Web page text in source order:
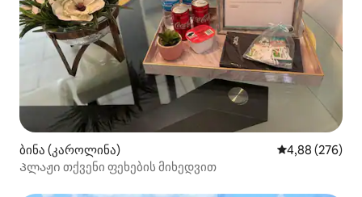
ბინა (კაროლინა) საშუალო
4,88 (276)
Პლაჟი თქვენი ფეხების მიხედვით